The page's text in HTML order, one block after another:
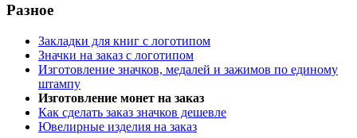
Разное
Закладки для книг с логотипом
Значки на заказ с логотипом
Изготовление значков, медалей и зажимов по единому
штампу
Изготовление монет на заказ
Как сделать заказ значков дешевле
Ювелирные изделия на заказ